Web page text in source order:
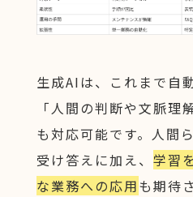
生成AIは、これまで自
「人間の判断や文脈理
も対応可能です。人間
受け答えに加え、 学習
な業務への応用も期待